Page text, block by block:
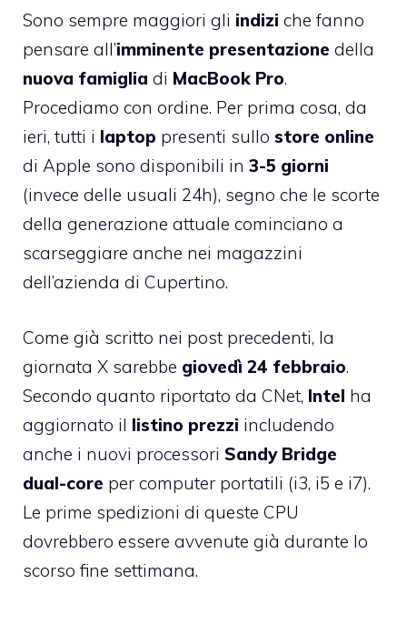
Sono sempre maggiori gli indizi che fanno
pensare all’imminente presentazione della
nuova famiglia di MacBook Pro.
Procediamo con ordine. Per prima cosa, da
ieri, tutti i laptop presenti sullo store online
di Apple sono disponibili in 3-5 giorni
(invece delle usuali 24h), segno che le scorte
della generazione attuale cominciano a
scarseggiare anche nei magazzini
dell’azienda di Cupertino.
Come già scritto nei post precedenti, la
giornata X sarebbe giovedì 24 febbraio.
Secondo quanto riportato da CNet, Intel ha
aggiornato il listino prezzi includendo
anche i nuovi processori Sandy Bridge
dual-core per computer portatili (i3, i5 e i7).
Le prime spedizioni di queste CPU
dovrebbero essere avvenute già durante lo
scorso fine settimana.